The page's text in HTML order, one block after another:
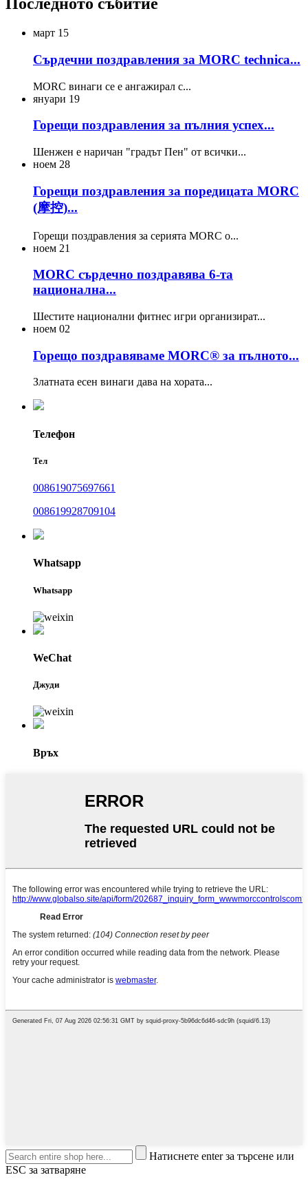
Последното събитие
март 15
Сърдечни поздравления за MORC technica...
MORC винаги се е ангажирал с...
януари 19
Горещи поздравления за пълния успех...
Шенжен е наричан "градът Пен" от всички...
ноем 28
Горещи поздравления за поредицата MORC
(摩控)...
Горещи поздравления за серията MORC o...
ноем 21
MORC сърдечно поздравява 6-та
национална...
Шестите национални фитнес игри организират...
ноем 02
Горещо поздравяваме MORC® за пълното...
Златната есен винаги дава на хората...
Телефон
Тел
008619075697661
008619928709104
Whatsapp
Whatsapp
WeChat
Джуди
Връх
Натиснете enter за търсене или
ESC за затваряне